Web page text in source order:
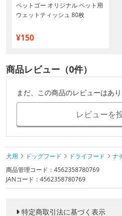
ペットゴー オリジナル ペット用
ウェットティッシュ 80枚
¥150
商品レビュー（0件）
まだ、この商品のレビューはあり
レビューを
犬用 ドッグフード ドライフード ナ
商品管理コード：4562358780769
JANコード：4562358780769
特定商取引法に基づく表示